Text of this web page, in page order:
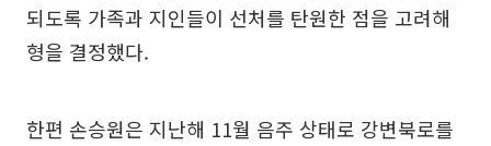
되도록 가족과 지인들이 선처를 탄원한 점을 고려해
형을 결정했다.
한편 손승원은 지난해 11월 음주 상태로 강변북로를